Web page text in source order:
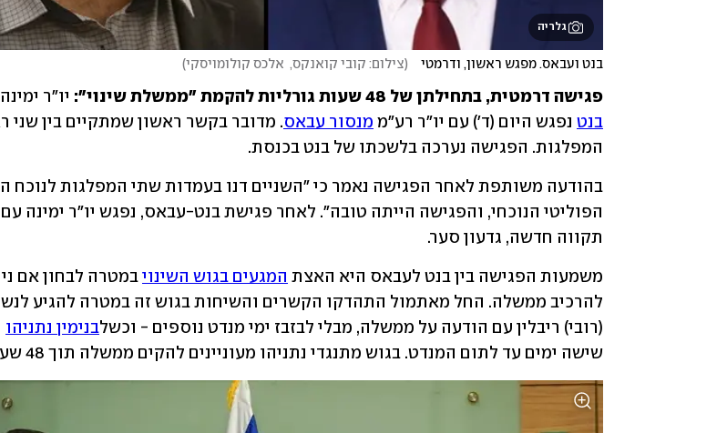
גלריה
בנט ועבאס. מפגש ראשון, ודרמטי (צילום: קובי קואנקס,  אלכס קולומויסקי)
פגישה דרמטית, בתחילתן של 48 שעות גורליות להקמת "ממשלת שינוי": יו"ר ימינה
בנט נפגש היום (ד') עם יו"ר רע"מ מנסור עבאס
המפלגות. הפגישה נערכה בלשכתו של בנט בכנסת.
תקווה חדשה, גדעון סער.
משמעות הפגישה בין בנט לעבאס היא האצת המגעים בגוש השינוי
(רובי) ריבלין עם הודעה על ממשלה, מבלי לבזבז ימי מנדט נוספים - וכשלבנימין נתניהו
שישה ימים עד לתום המנדט. בגוש מתנגדי נתניהו מעוניינים להקים ממשלה תוך 48 שעות.